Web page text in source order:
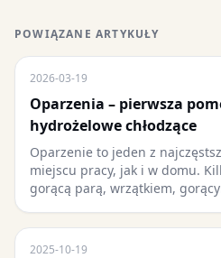
POWIĄZANE ARTYKUŁY
2026-03-19
Oparzenia – pierwsza
hydrożelowe chłodzące
Oparzenie to jeden z
miejscu pracy, jak i w domu.
gorącą parą, wrzątkiem,
2025-10-19